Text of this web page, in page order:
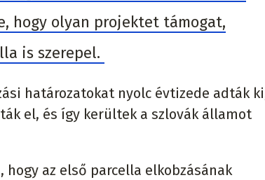
hogy olyan projektet támogat,
is szerepel.
határozatokat nyolc évtizede adták
el, és így kerültek a szlovák államot
az első parcella elkobzásának